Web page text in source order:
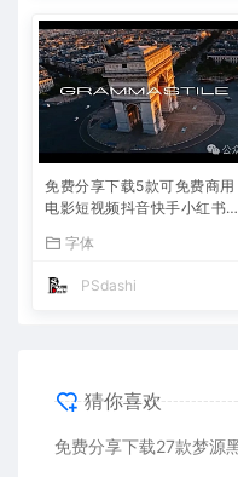
免费分享下载5款可免费商用
电影短视频抖音快手小红书自
素材库PS大师网平面设计宣
字体
PSdashi
猜你喜欢